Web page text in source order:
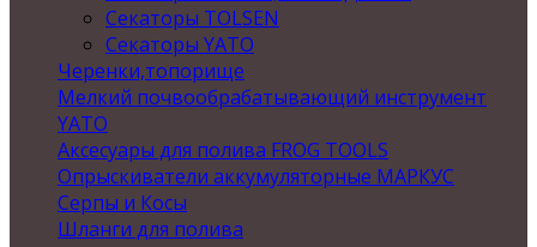
Секаторы TOLSEN
Секаторы YATO
Черенки,топорище
Мелкий почвообрабатывающий инструмент
YATO
Аксесуары для полива FROG TOOLS
Опрыскиватели аккумуляторные МАРКУС
Серпы и Косы
Шланги для полива